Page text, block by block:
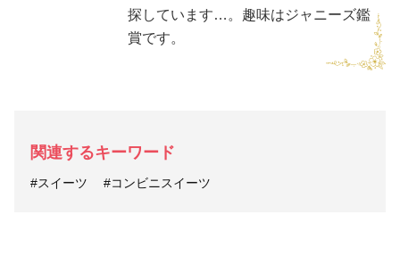
探しています…。趣味はジャニーズ鑑
賞です。
関連するキーワード
#スイーツ #コンビニスイーツ